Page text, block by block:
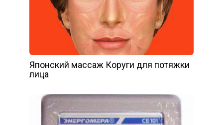
Японский массаж Коруги для потяжки
лица